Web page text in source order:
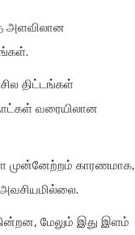
அளவிலான
சில திட்டங்கள்
வரையிலான
முன்னேற்றம் காரணமாக,
மேலும் இது இளம்